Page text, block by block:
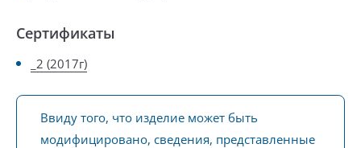
Сертификаты
_2 (2017г)
Ввиду того, что изделие может быть
модифицировано, сведения, представленные